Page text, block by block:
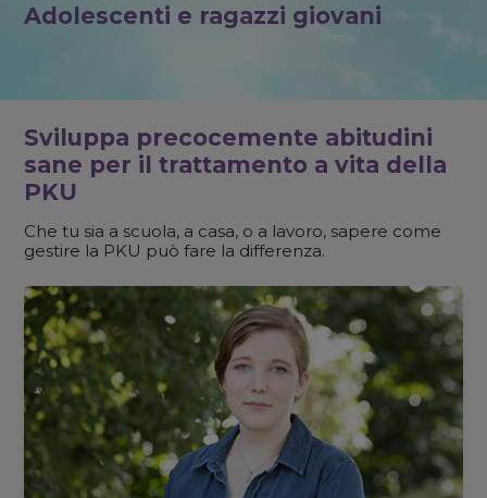
Adolescenti e ragazzi giovani
Sviluppa precocemente abitudini
sane per il trattamento a vita della
PKU
Che tu sia a scuola, a casa, o a lavoro, sapere come
gestire la PKU può fare la differenza.